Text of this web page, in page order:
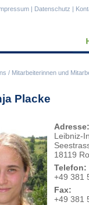
/ Mitarbeiterinnen und
| Datenschutz |
Placke
Adresse:
Leibniz-
18119
Telefon:
+49 381
Fax:
+49 381